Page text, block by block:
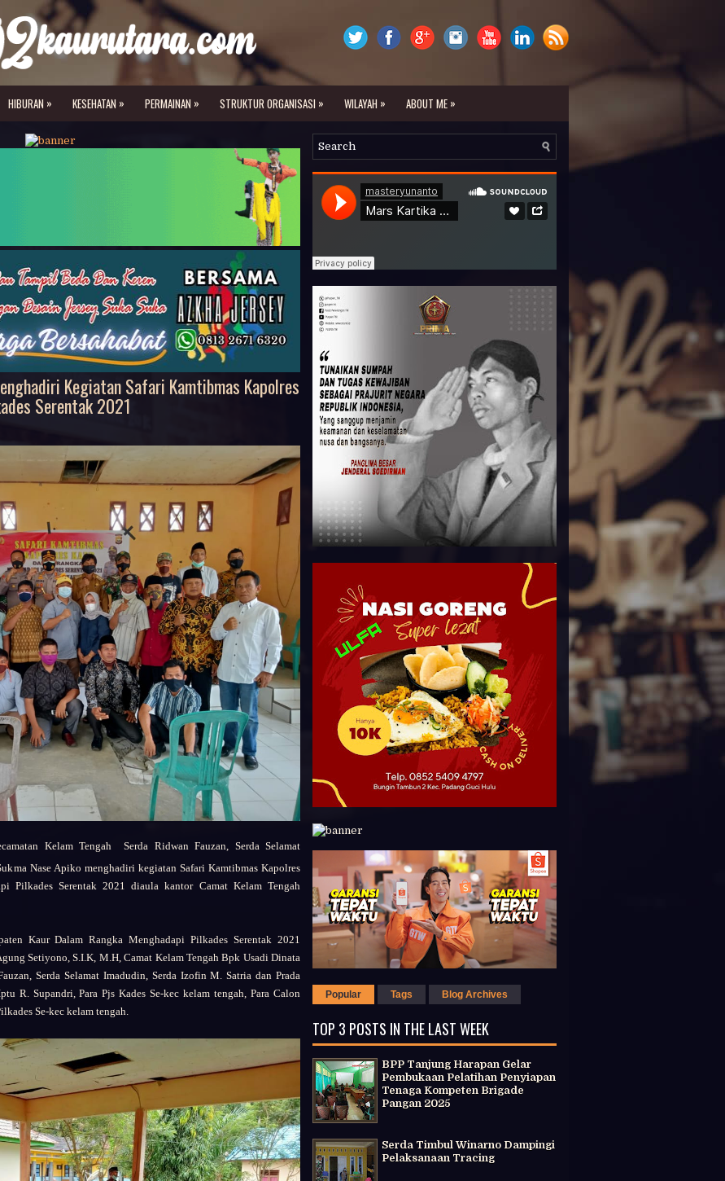
HIBURAN » KESEHATAN » PERMAINAN » STRUKTUR ORGANISASI » WILAYAH » ABOUT ME »
Kegiatan Safari Kamtibmas Kapolres
Serentak 2021
Kelam Tengah
Serda Ridwan Fauzan, Serda Selamat
Nase Apiko menghadiri kegiatan Safari Kamtibmas Kapolres
Pilkades Serentak 2021 diaula kantor Camat Kelam Tengah
Kaur Dalam Rangka Menghadapi Pilkades Serentak 2021
Setiyono, S.I.K, M.H,Camat Kelam Tengah Bpk Usadi Dinata
Serda Selamat Imadudin, Serda Izofin M. Satria dan Prada
R. Supandri,Para Pjs Kades Se-kec kelam tengah, Para Calon
Se-kec kelam tengah.
Popular Tags Blog Archives
TOP 3 POSTS IN THE LAST WEEK
BPP Tanjung Harapan Gelar
Pembukaan Pelatihan Penyiapan
Tenaga Kompeten Brigade
Pangan 2025
Serda Timbul Winarno Dampingi
Pelaksanaan Tracing